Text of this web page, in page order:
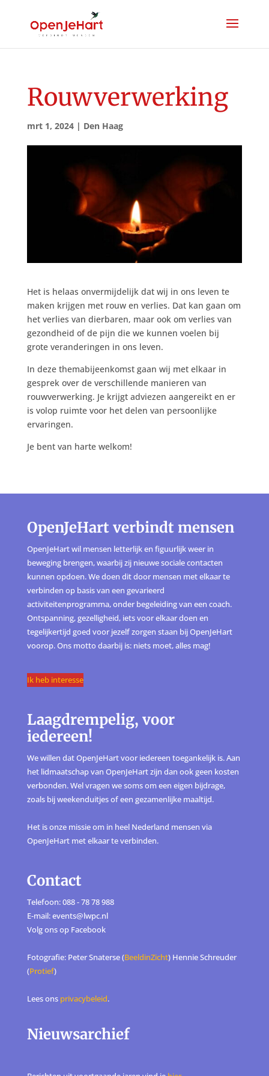
Rouwverwerking
mrt 1, 2024| Den Haag
Het is helaas onvermijdelijk dat wij in ons leven te
maken krijgen met rouw en verlies. Dat kan gaan om
het verlies van dierbaren, maar ook om verlies van
gezondheid of de pijn die we kunnen voelen bij
grote veranderingen in ons leven.
In deze themabijeenkomst gaan wij met elkaar in
gesprek over de verschillende manieren van
rouwverwerking. Je krijgt adviezen aangereikt en er
is volop ruimte voor het delen van persoonlijke
ervaringen.
Je bent van harte welkom!
OpenJeHart verbindt mensen
OpenJeHart wil mensen letterlijk en figuurlijk weer in
beweging brengen, waarbij zij nieuwe sociale contacten
kunnen opdoen. We doen dit door mensen met elkaar te
verbinden op basis van een gevarieerd
activiteitenprogramma, onder begeleiding van een coach.
Ontspanning, gezelligheid, iets voor elkaar doen en
tegelijkertijd goed voor jezelf zorgen staan bij OpenJeHart
voorop. Ons motto daarbij is: niets moet, alles mag!
Ik heb interesse
Laagdrempelig, voor
iedereen!
We willen dat OpenJeHart voor iedereen toegankelijk is. Aan
het lidmaatschap van OpenJeHart zijn dan ook geen kosten
verbonden. Wel vragen we soms om een eigen bijdrage,
zoals bij weekenduitjes of een gezamenlijke maaltijd.
Het is onze missie om in heel Nederland mensen via
OpenJeHart met elkaar te verbinden.
Contact
Telefoon: 088 - 78 78 988
E-mail: events@lwpc.nl
Volg ons op Facebook
Fotografie: Peter Snaterse (BeeldinZicht) Hennie Schreuder
(Protief)
Lees ons privacybeleid.
Nieuwsarchief